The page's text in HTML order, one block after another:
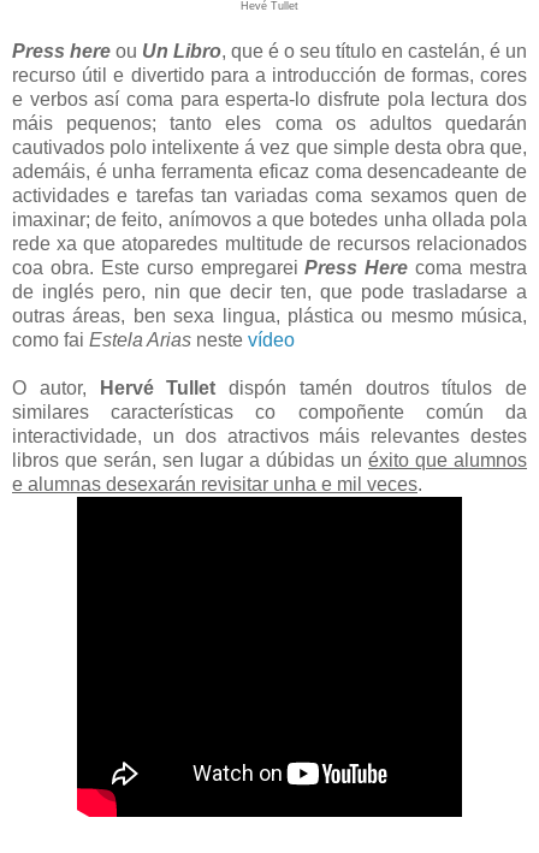
Hevé Tullet
Press here ou Un Libro, que é o seu título en castelán, é un
recurso útil e divertido para a introducción de formas, cores
e verbos así coma para esperta-lo disfrute pola lectura dos
máis pequenos; tanto eles coma os adultos quedarán
cautivados polo intelixente á vez que simple desta obra que,
ademáis, é unha ferramenta eficaz coma desencadeante de
actividades e tarefas tan variadas coma sexamos quen de
imaxinar; de feito, anímovos a que botedes unha ollada pola
rede xa que atoparedes multitude de recursos relacionados
coa obra. Este curso empregareiPress Here coma mestra
de inglés pero, nin que decir ten, que pode trasladarse a
outras áreas, ben sexa lingua, plástica ou mesmo música,
como fai Estela Arias neste vídeo
O autor, Hervé Tullet dispón tamén doutros títulos de
similares características co compoñente común da
interactividade, un dos atractivos máis relevantes destes
libros que serán, sen lugar a dúbidas un éxito que alumnos
e alumnas desexarán revisitar unha e mil veces.